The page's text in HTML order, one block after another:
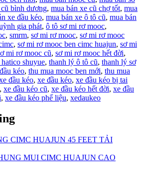
bình dương, mua bán xe cũ chợ tốt, mua
xe đầu kéo, mua bán xe ô tô cũ, mua bán
gia phát, ô tô sơ mi rơ mooc,
, smrm, sơ mi rơ mooc, sơ mi rơ mooc
, sơ mi rơ mooc ben cimc huajun, sơ mi
mi rơ mooc cũ, sơ mi rơ mooc hết đời,
shuyue, thanh lý ô tô cũ, thanh lý sơ
kéo, thu mua mooc ben mới, thu mua
đầu kéo, xe đầu kéo, xe đầu kéo bị tai
, xe đầu kéo cũ, xe đầu kéo hết đời, xe đầu
, xe đầu kéo phế liệu, xedaukeo
CIMC HUAJUN 45 FEET TẢI
MUI CIMC HUAJUN CAO